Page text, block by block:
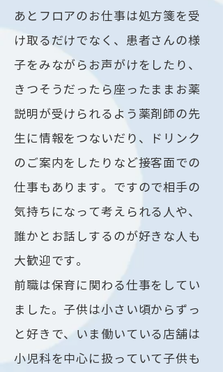
あとフロアのお仕事は処方箋を受
け取るだけでなく、患者さんの様
子をみながらお声がけをしたり、
きつそうだったら座ったままお薬
説明が受けられるよう薬剤師の先
生に情報をつないだり、ドリンク
のご案内をしたりなど接客面での
仕事もあります。ですので相手の
気持ちになって考えられる人や、
誰かとお話しするのが好きな人も
大歓迎です。
前職は保育に関わる仕事をしてい
ました。子供は小さい頃からずっ
と好きで、いま働いている店舗は
小児科を中心に扱っていて子供も